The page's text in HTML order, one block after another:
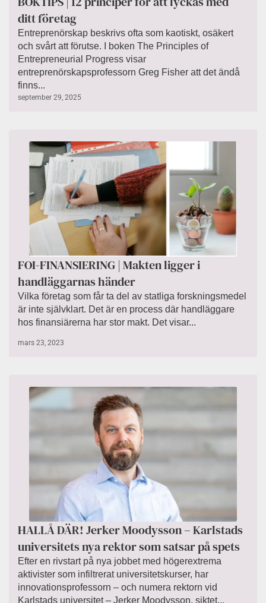
ditt företag
Entreprenörskap beskrivs ofta som kaotiskt, osäkert
och svårt att förutse. I boken The Principles of
Entrepreneurial Progress visar
entreprenörskapsprofessorn Greg Fisher att det ändå
finns...
september 29, 2025
FOI-FINANSIERING | Makten ligger i
handläggarnas händer
Vilka företag som får ta del av statliga forskningsmedel
är inte självklart. Det är en process där handläggare
hos finansiärerna har stor makt. Det visar...
mars 23, 2023
HALLÅ DÄR! Jerker Moodysson – Karlstads
universitets nya rektor som satsar på spets
Efter en rivstart på nya jobbet med högerextrema
aktivister som infiltrerat universitetskurser, har
innovationsprofessorn – och numera rektorn vid
Karlstads universitet – Jerker Moodysson, siktet...